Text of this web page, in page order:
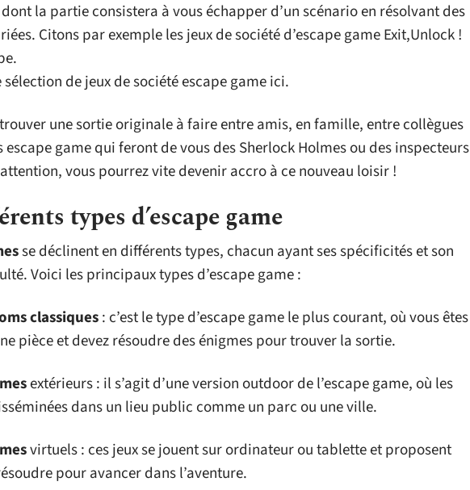
la partie consistera à vous échapper d’un scénario en résolvant des
Citons par exemple les jeux de société d’escape game Exit,Unlock !
de jeux de société escape game ici.
une sortie originale à faire entre amis, en famille, entre collègues
escape game qui feront de vous des Sherlock Holmes ou des inspecteurs
vous pourrez vite devenir accro à ce nouveau loisir !
types d’escape game
se déclinent en différents types, chacun ayant ses spécificités et son
Voici les principaux types d’escape game :
classiques: c’est le type d’escape game le plus courant, où vous êtes
pièce et devez résoudre des énigmes pour trouver la sortie.
extérieurs : il s’agit d’une version outdoor de l’escape game, où les
dans un lieu public comme un parc ou une ville.
virtuels : ces jeux se jouent sur ordinateur ou tablette et proposent
pour avancer dans l’aventure.